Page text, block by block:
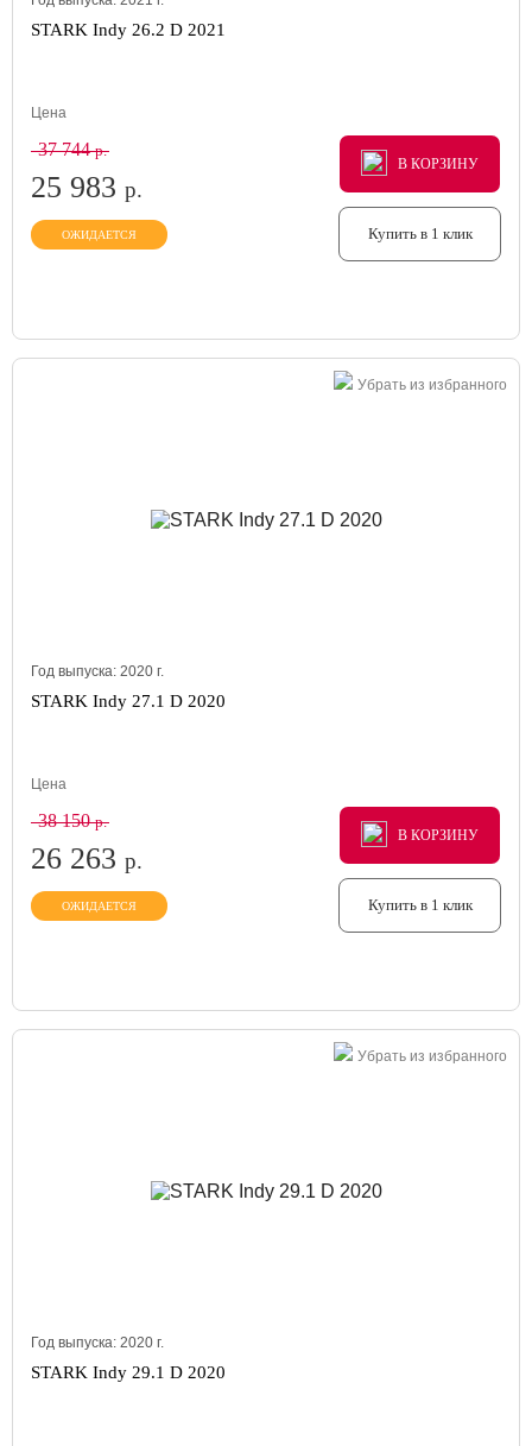
STARK Indy 26.2 D 2021
Цена
37 744р.
25 983 р.
ОЖИДАЕТСЯ
В КОРЗИНУ
В КОРЗИНУ
В КОРЗИНУ
Купить в 1 клик
Убрать из избранного
Год выпуска: 2020 г.
STARK Indy 27.1 D 2020
Цена
38 150р.
26 263 р.
ОЖИДАЕТСЯ
В КОРЗИНУ
В КОРЗИНУ
В КОРЗИНУ
Купить в 1 клик
Убрать из избранного
Год выпуска: 2020 г.
STARK Indy 29.1 D 2020